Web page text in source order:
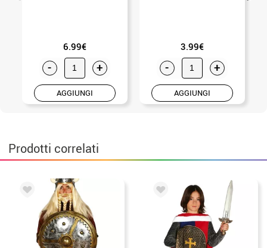
6.99€
- +
AGGIUNGI
3.99€
- +
AGGIUNGI
Prodotti correlati